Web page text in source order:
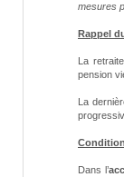
mesures
Rappel
La
pension
La
Dans l’